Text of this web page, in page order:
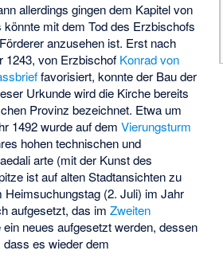
allerdings gingen dem Kapitel von
mit dem Tod des Erzbischofs
anzusehen ist. Erst nach
1243, von Erzbischof Konrad von
favorisiert, konnte der Bau der
Urkunde wird die Kirche bereits
Provinz bezeichnet. Etwa um
1492 wurde auf demVierungsturm
hohen technischen und
arte (mit der Kunst des
ist auf alten Stadtansichten zu
(2. Juli) im Jahr
aufgesetzt, das imZweiten
neues aufgesetzt werden, dessen
es wieder dem